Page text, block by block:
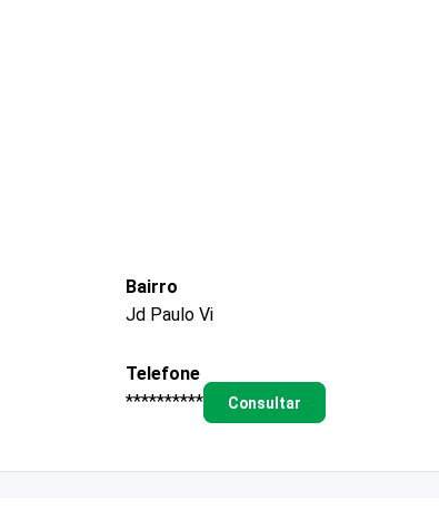
Bairro
Jd Paulo Vi
Telefone
**********
Consultar